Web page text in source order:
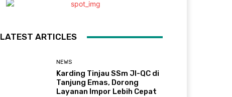
LATEST ARTICLES
NEWS
Karding Tinjau SSm JI-QC di
Tanjung Emas, Dorong
Layanan Impor Lebih Cepat